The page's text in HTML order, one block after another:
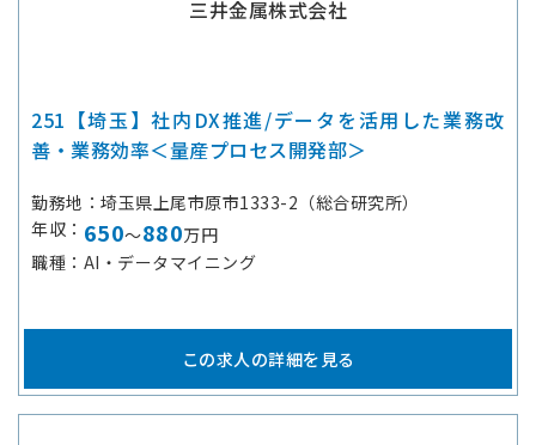
三井金属株式会社
251【埼玉】社内DX推進/データを活用した業務改
善・業務効率＜量産プロセス開発部＞
勤務地
埼玉県上尾市原市1333-2（総合研究所）
年収
650～880万円
職種
AI・データマイニング
この求人の詳細を見る